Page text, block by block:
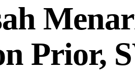
Prior,